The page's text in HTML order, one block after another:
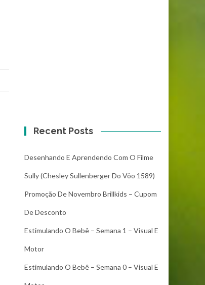
Recent Posts
Desenhando E Aprendendo Com O Filme
Sully (Chesley Sullenberger Do Vôo 1589)
Promoção De Novembro Brillkids – Cupom
De Desconto
Estimulando O Bebê – Semana 1 – Visual E
Motor
Estimulando O Bebê – Semana 0 – Visual E